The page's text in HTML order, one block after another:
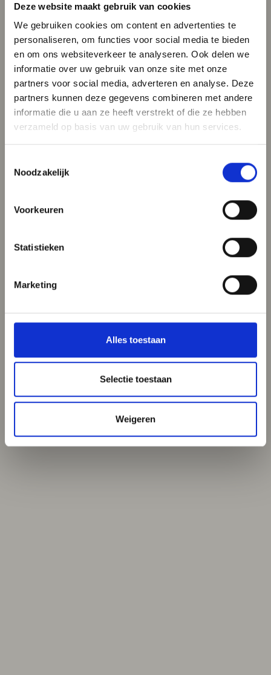
Deze website maakt gebruik van cookies
We gebruiken cookies om content en advertenties te
personaliseren, om functies voor social media te bieden
en om ons websiteverkeer te analyseren. Ook delen we
informatie over uw gebruik van onze site met onze
partners voor social media, adverteren en analyse. Deze
partners kunnen deze gegevens combineren met andere
informatie die u aan ze heeft verstrekt of die ze hebben
verzameld op basis van uw gebruik van hun services.
Noodzakelijk
Voorkeuren
Statistieken
Marketing
Alles toestaan
Selectie toestaan
Weigeren